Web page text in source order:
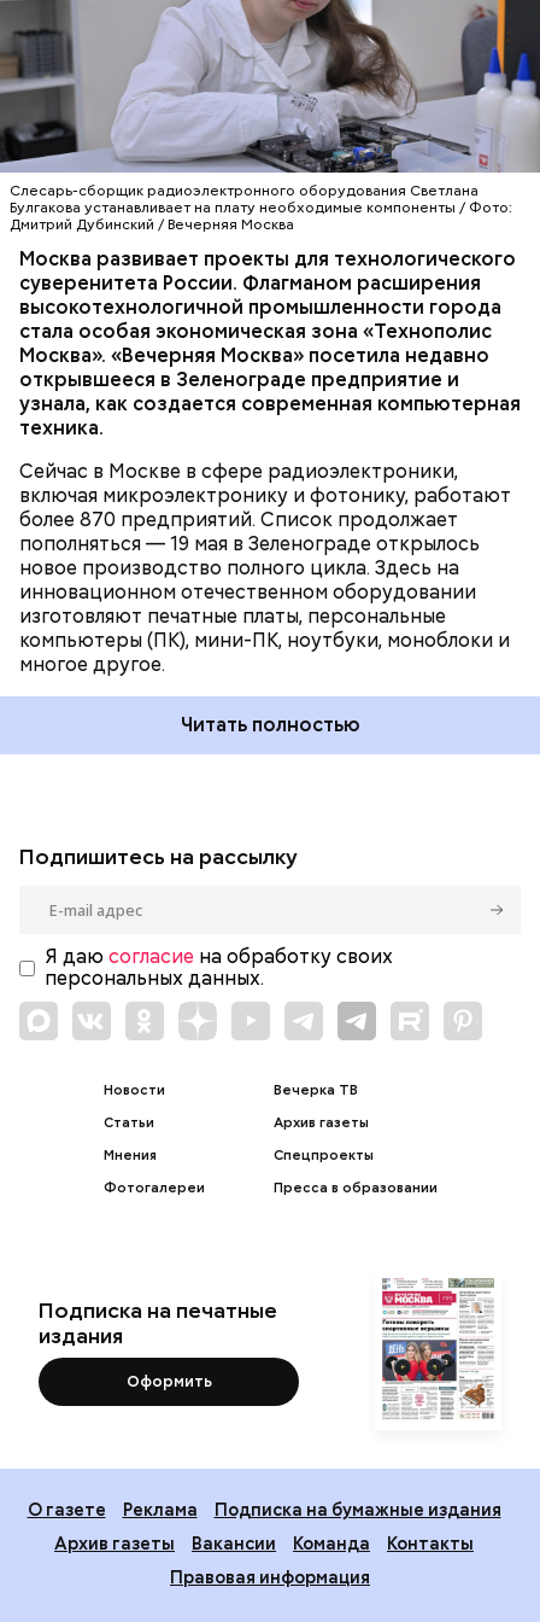
Слесарь-сборщик радиоэлектронного оборудования Светлана
Булгакова устанавливает на плату необходимые компоненты / Фото:
Дмитрий Дубинский / Вечерняя Москва
Москва развивает проекты для технологического
суверенитета России. Флагманом расширения
высокотехнологичной промышленности города
стала особая экономическая зона «Технополис
Москва». «Вечерняя Москва» посетила недавно
открывшееся в Зеленограде предприятие и
узнала, как создается современная компьютерная
техника.
Сейчас в Москве в сфере радиоэлектроники,
включая микроэлектронику и фотонику, работают
более 870 предприятий. Список продолжает
пополняться — 19 мая в Зеленограде открылось
новое производство полного цикла. Здесь на
инновационном отечественном оборудовании
изготовляют печатные платы, персональные
компьютеры (ПК), мини-ПК, ноутбуки, моноблоки и
многое другое.
«Холодильник» для термопасты
Читать полностью
ТЕХНОЛОГИИ
МОСКВА
ПРОМЫШЛЕННОСТЬ
ТЕХНОПОЛИС «МОСКВА»
Подпишитесь на рассылку
Я даю согласие на обработку своих
персональных данных.
Новости
Статьи
Мнения
Фотогалереи
Вечерка ТВ
Архив газеты
Спецпроекты
Пресса в образовании
Подписка на печатные
издания
Оформить
О газете Реклама
Подписка на бумажные издания
Архив газеты
Вакансии Команда
Контакты
Правовая информация